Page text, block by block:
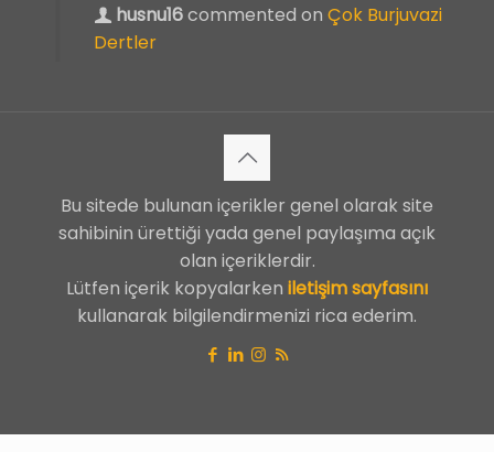
husnu16commented on Çok Burjuvazi
Dertler
Bu sitede bulunan içerikler genel olarak site
sahibinin ürettiği yada genel paylaşıma açık
olan içeriklerdir.
Lütfen içerik kopyalarken iletişim sayfasını
kullanarak bilgilendirmenizi rica ederim.